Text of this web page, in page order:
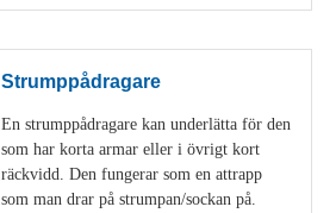
Strumppådragare
En strumppådragare kan underlätta för den
som har korta armar eller i övrigt kort
räckvidd. Den fungerar som en attrapp
som man drar på strumpan/sockan på.